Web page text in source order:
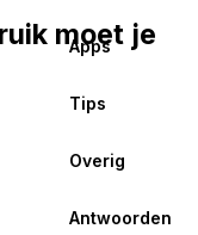
Apps
Tips
Overig
Antwoorden
moet je